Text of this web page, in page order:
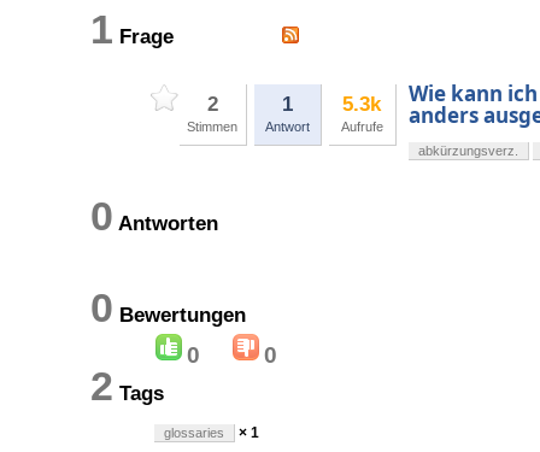
1 Frage
2
Stimmen
1
Antwort
5.3k
Aufrufe
Wie kann
anders
abkürzungsverz.
0 Antworten
0 Bewertungen
0 0
2 Tags
glossaries × 1